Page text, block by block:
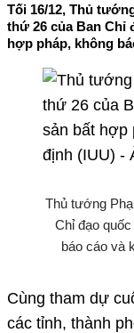
Tối 16/12, Thủ
thứ 26 của Ban Chỉ
hợp pháp, không
Thủ tướng
Chỉ đạo
báo cáo và
Cùng tham dự
các tỉnh, thành